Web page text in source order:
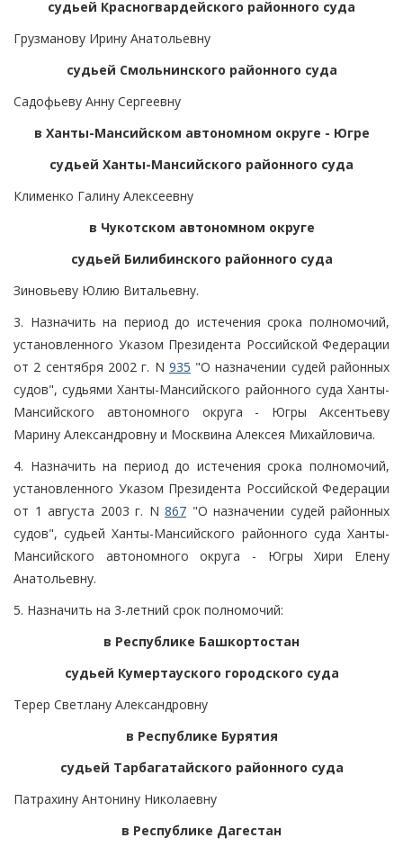
судьей Красногвардейского районного суда
Грузманову Ирину Анатольевну
судьей Смольнинского районного суда
Садофьеву Анну Сергеевну
в Ханты-Мансийском автономном округе - Югре
судьей Ханты-Мансийского районного суда
Клименко Галину Алексеевну
в Чукотском автономном округе
судьей Билибинского районного суда
Зиновьеву Юлию Витальевну.
3. Назначить на период до истечения срока полномочий,
установленного Указом Президента Российской Федерации
от 2 сентября 2002 г. N 935 "О назначении судей районных
судов", судьями Ханты-Мансийского районного суда Ханты-
Мансийского автономного округа - Югры Аксентьеву
Марину Александровну и Москвина Алексея Михайловича.
4. Назначить на период до истечения срока полномочий,
установленного Указом Президента Российской Федерации
от 1 августа 2003 г. N 867 "О назначении судей районных
судов", судьей Ханты-Мансийского районного суда Ханты-
Мансийского автономного округа - Югры Хири Елену
Анатольевну.
5. Назначить на 3-летний срок полномочий:
в Республике Башкортостан
судьей Кумертауского городского суда
Терер Светлану Александровну
в Республике Бурятия
судьей Тарбагатайского районного суда
Патрахину Антонину Николаевну
в Республике Дагестан